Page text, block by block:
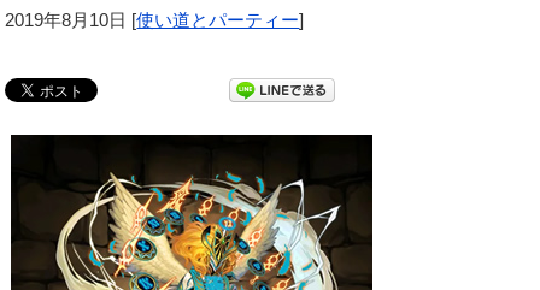
2019年8月10日 [使い道とパーティー]